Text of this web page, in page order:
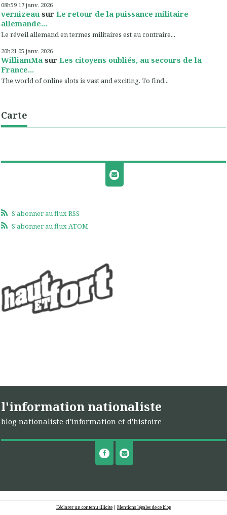
08h59 17 janv. 2026
vernizeau sur Le retour de la puissance militaire
allemande...
Le réveil allemand en termes militaires est au contraire...
20h21 05 janv. 2026
WilliamMa sur Les citoyens oubliés, au secours de la
France...
The world of online slots is vast and exciting. To find...
Carte
S'abonner au flux RSS
S'abonner au flux ATOM
l'information nationaliste
blog nationaliste d'information et d'histoire
Déclarer un contenu illicite | Mentions légales de ce blog